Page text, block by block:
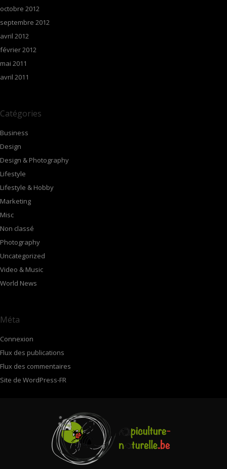
octobre 2012
septembre 2012
avril 2012
février 2012
mai 2011
avril 2011
Catégories
Business
Design
Design & Photography
Lifestyle
Lifestyle & Hobby
Marketing
Misc
Non classé
Photography
Uncategorized
Video & Music
World News
Méta
Connexion
Flux des publications
Flux des commentaires
Site de WordPress-FR